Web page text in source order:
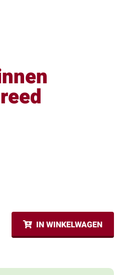
IN WINKELWAGEN